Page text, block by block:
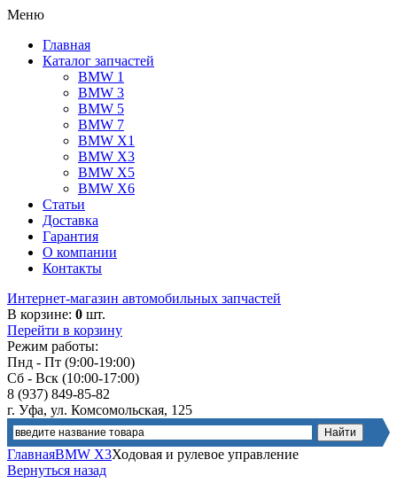
Меню
Главная
Каталог запчастей
BMW 1
BMW 3
BMW 5
BMW 7
BMW X1
BMW X3
BMW X5
BMW X6
Статьи
Доставка
Гарантия
О компании
Контакты
Интернет-магазин автомобильных запчастей
В корзине: 0 шт.
Перейти в корзину
Режим работы:
Пнд - Пт (9:00-19:00)
Сб - Вск (10:00-17:00)
8 (937) 849-85-82
г. Уфа, ул. Комсомольская, 125
ГлавнаяBMW X3Ходовая и рулевое управление
Вернуться назад